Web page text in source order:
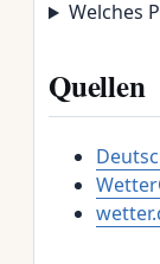
Welches
Quellen